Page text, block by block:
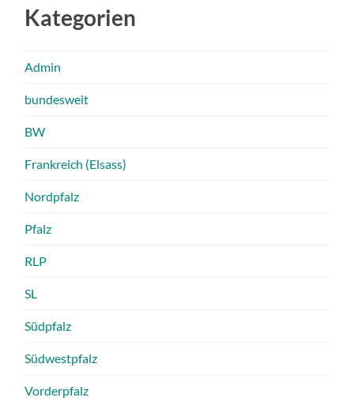
Kategorien
Admin
bundesweit
BW
Frankreich (Elsass)
Nordpfalz
Pfalz
RLP
SL
Südpfalz
Südwestpfalz
Vorderpfalz